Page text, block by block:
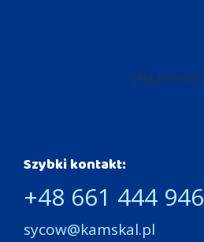
[FM_form
Szybki kontakt:
+48 661 444 946
sycow@kamskal.pl